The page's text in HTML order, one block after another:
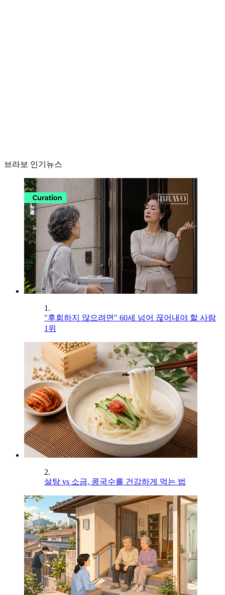
브라보 인기뉴스
1.
"후회하지 않으려면" 60세 넘어 끊어내야 할 사람
1위
2.
설탕 vs 소금, 콩국수를 건강하게 먹는 법